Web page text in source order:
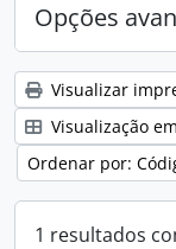
Opções
Visualizar
Visualização
Ordenar por:
1 resultados